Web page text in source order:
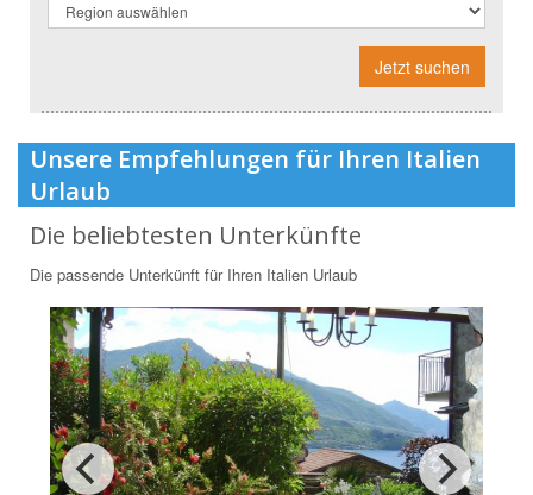
Jetzt suchen
Unsere Empfehlungen für Ihren Italien
Urlaub
Die beliebtesten Unterkünfte
Die passende Unterkünft für Ihren Italien Urlaub